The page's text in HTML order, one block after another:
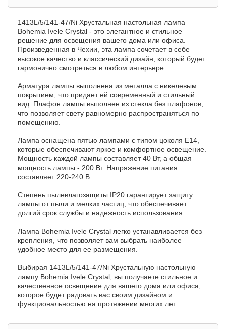
1413L/5/141-47/Ni Хрустальная настольная лампа
Bohemia Ivele Crystal - это элегантное и стильное
решение для освещения вашего дома или офиса.
Произведенная в Чехии, эта лампа сочетает в себе
высокое качество и классический дизайн, который будет
гармонично смотреться в любом интерьере.
Арматура лампы выполнена из металла с никелевым
покрытием, что придает ей современный и стильный
вид. Плафон лампы выполнен из стекла без плафонов,
что позволяет свету равномерно распространяться по
помещению.
Лампа оснащена пятью лампами с типом цоколя E14,
которые обеспечивают яркое и комфортное освещение.
Мощность каждой лампы составляет 40 Вт, а общая
мощность лампы - 200 Вт. Напряжение питания
составляет 220-240 В.
Степень пылевлагозащиты IP20 гарантирует защиту
лампы от пыли и мелких частиц, что обеспечивает
долгий срок службы и надежность использования.
Лампа Bohemia Ivele Crystal легко устанавливается без
крепления, что позволяет вам выбрать наиболее
удобное место для ее размещения.
Выбирая 1413L/5/141-47/Ni Хрустальную настольную
лампу Bohemia Ivele Crystal, вы получаете стильное и
качественное освещение для вашего дома или офиса,
которое будет радовать вас своим дизайном и
функциональностью на протяжении многих лет.